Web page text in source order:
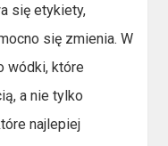
się etykiety,
się zmienia. W
wódki, które
a nie tylko
najlepiej